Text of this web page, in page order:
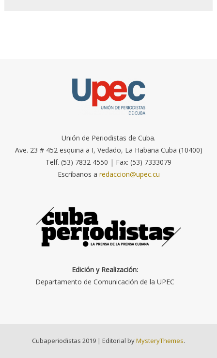
Unión de Periodistas de Cuba.
Ave. 23 # 452 esquina a I, Vedado, La Habana Cuba (10400)
Telf. (53) 7832 4550 | Fax: (53) 7333079
Escríbanos a redaccion@upec.cu
Edición y Realización:
Departamento de Comunicación de la UPEC
Cubaperiodistas 2019 | Editorial byMysteryThemes.